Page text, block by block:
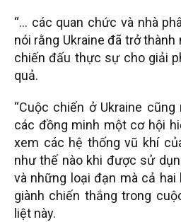
“… các quan chức và nhà
nói rằng Ukraine đã trở
chiến đấu thực sự cho giải
quả.
“Cuộc chiến ở Ukraine
các đồng minh một cơ hội
xem các hệ thống vũ khí
như thế nào khi được sử
và những loại đạn mà cả
giành chiến thắng trong
liệt này.